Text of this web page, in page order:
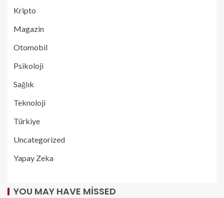
Kripto
Magazin
Otomobil
Psikoloji
Sağlık
Teknoloji
Türkiye
Uncategorized
Yapay Zeka
YOU MAY HAVE MISSED